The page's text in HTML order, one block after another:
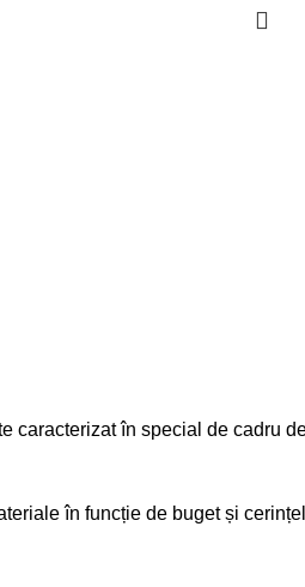
în special de cadru
în funcție de buget și